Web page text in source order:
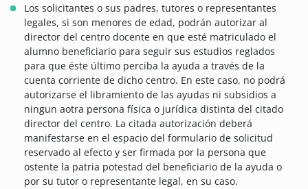
Los solicitantes o sus padres, tutores o representantes
legales, si son menores de edad, podrán autorizar al
director del centro docente en que esté matriculado el
alumno beneficiario para seguir sus estudios reglados
para que éste último perciba la ayuda a través de la
cuenta corriente de dicho centro. En este caso, no podrá
autorizarse el libramiento de las ayudas ni subsidios a
ningun aotra persona física o jurídica distinta del citado
director del centro. La citada autorización deberá
manifestarse en el espacio del formulario de solicitud
reservado al efecto y ser firmada por la persona que
ostente la patria potestad del beneficiario de la ayuda o
por su tutor o representante legal, en su caso.